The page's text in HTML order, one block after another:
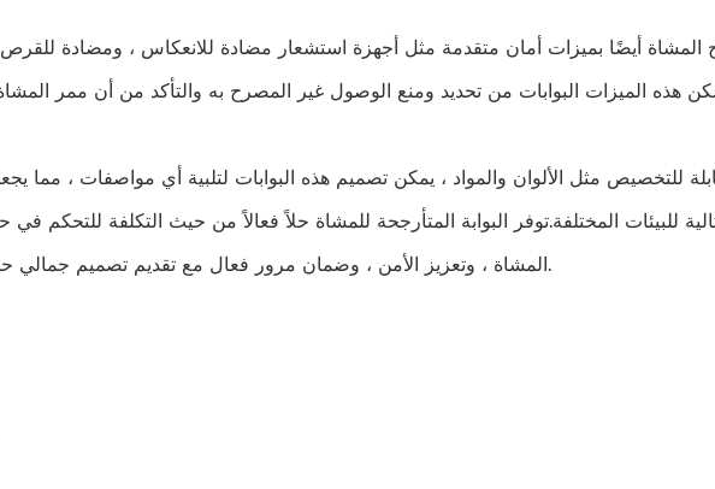
المشاة أيضًا بميزات أمان متقدمة مثل أجهزة استشعار مضادة للانعكاس ، ومضادة
للتخصيص مثل الألوان والمواد ، يمكن تصميم هذه البوابات لتلبية أي مواصفات ، مما
للبيئات المختلفة.توفر البوابة المتأرجحة للمشاة حلاً فعالاً من حيث التكلفة للتحكم في
المشاة ، وتعزيز الأمن ، وضمان مرور فعال مع تقديم تصميم جمالي حديث وأنيق.